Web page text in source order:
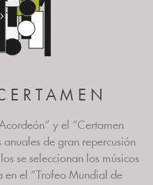
y el “Certamen
de gran repercusión
se seleccionan los músicos
en el “Trofeo Mundial de